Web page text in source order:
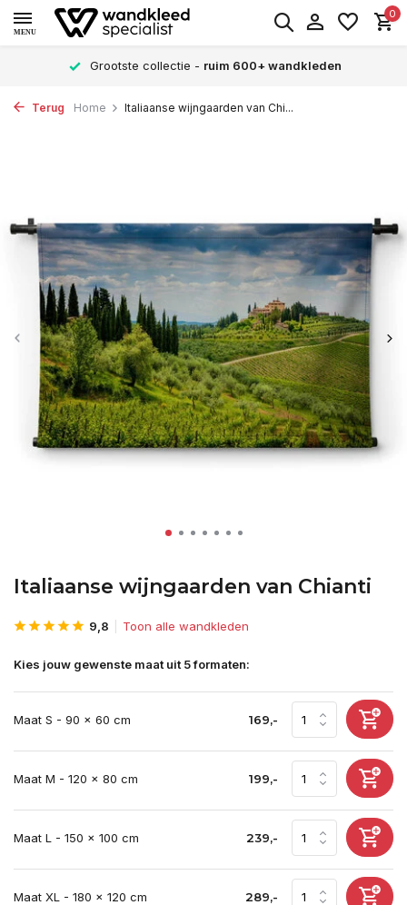
MENU
0
Grootste collectie - ruim 600+ wandkleden
Terug Home Italiaanse wijngaarden van Chi...
Italiaanse wijngaarden van Chianti
9,8 Toon alle wandkleden
Kies jouw gewenste maat uit 5 formaten:
Maat S - 90 x 60 cm 169,-
Maat M - 120 x 80 cm 199,-
Maat L - 150 x 100 cm 239,-
Maat XL - 180 x 120 cm 289,-